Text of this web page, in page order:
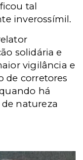
tal
inverossímil.
solidária e
vigilância e
de corretores
há
natureza